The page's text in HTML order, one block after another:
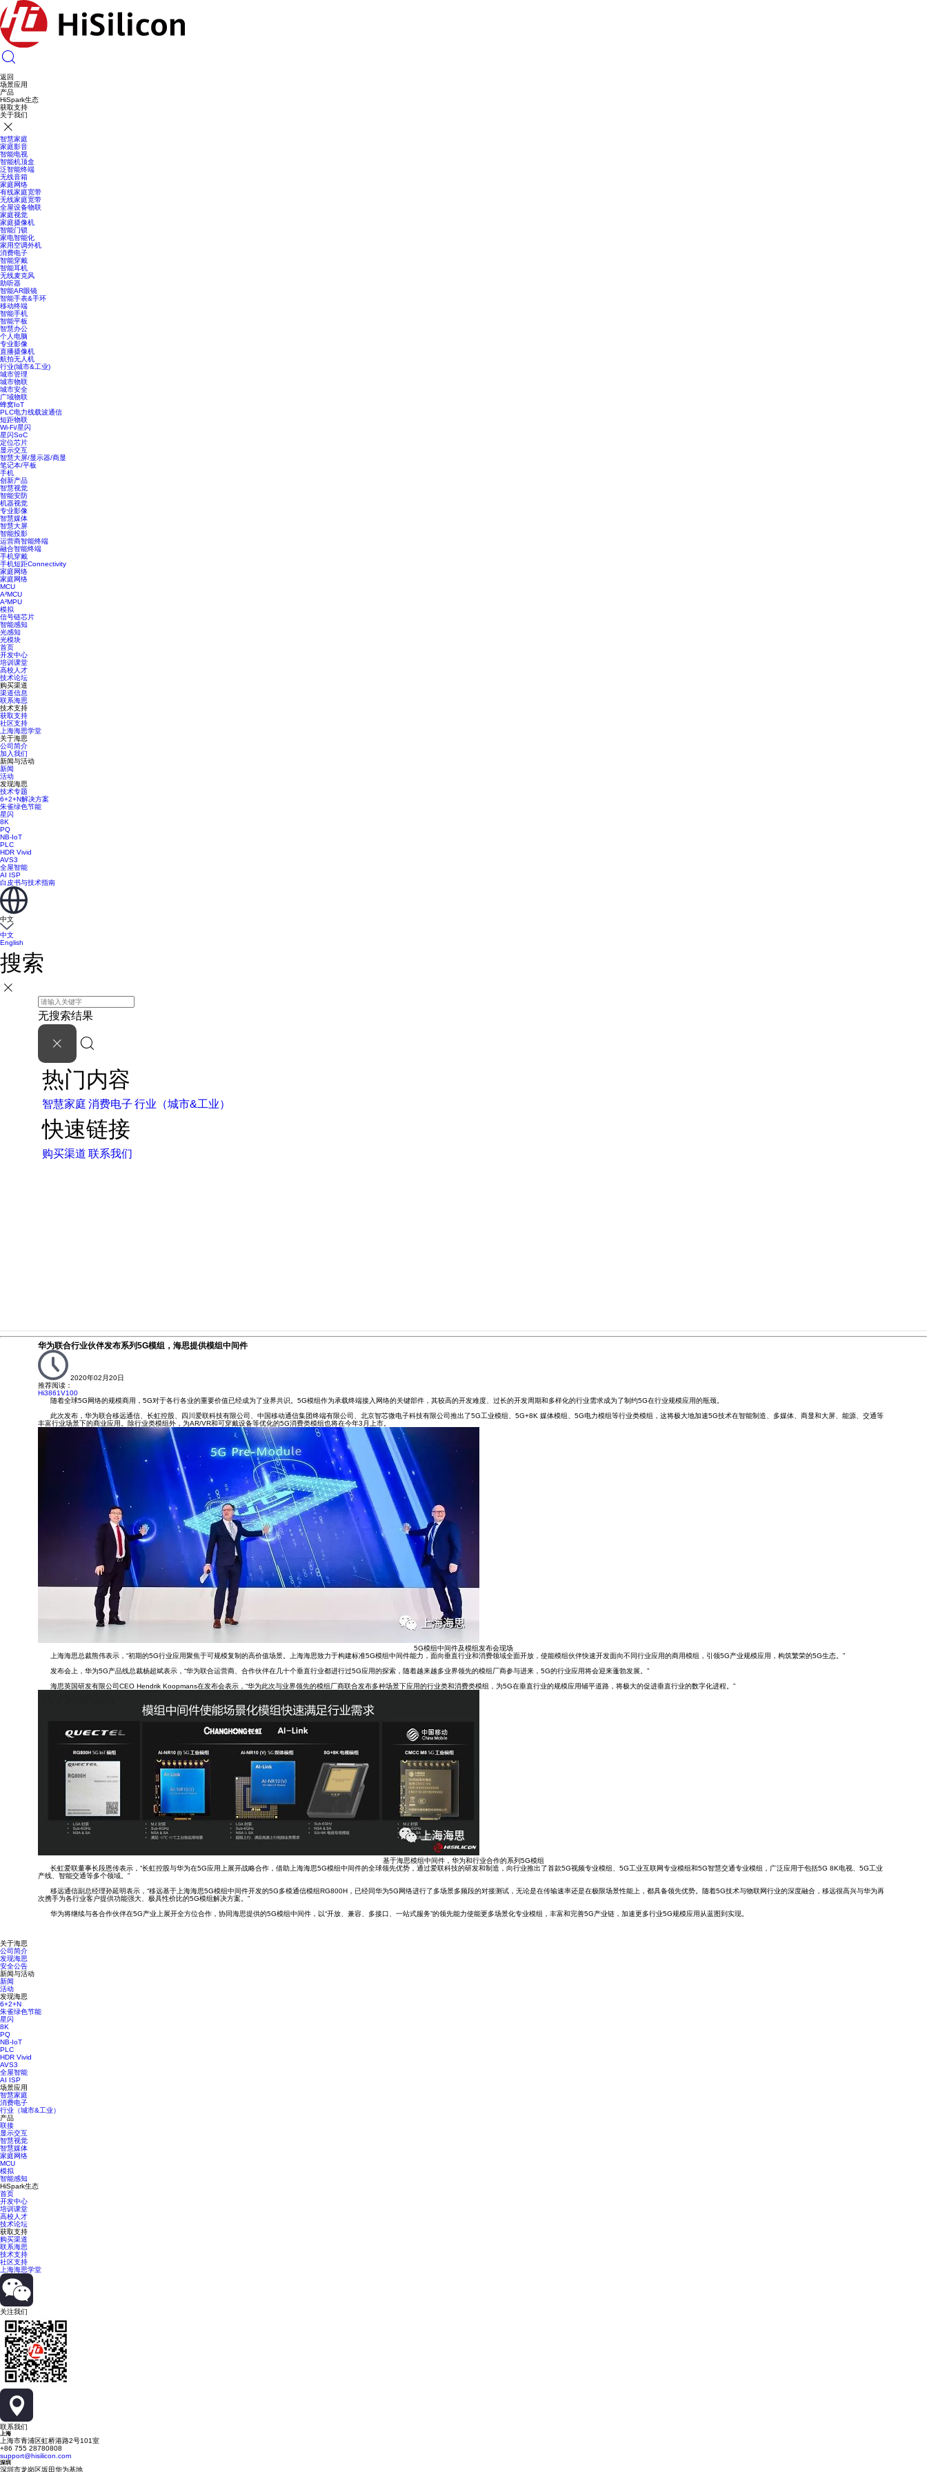
返回
场景应用
产品
HiSpark生态
获取支持
关于我们
智慧家庭
家庭影音
智能电视
智能机顶盒
泛智能终端
无线音箱
家庭网络
有线家庭宽带
无线家庭宽带
全屋设备物联
家庭视觉
家庭摄像机
智能门锁
家电智能化
家用空调外机
消费电子
智能穿戴
智能耳机
无线麦克风
助听器
智能AR眼镜
智能手表&手环
移动终端
智能手机
智能平板
智慧办公
个人电脑
专业影像
直播摄像机
航拍无人机
行业(城市&工业)
城市管理
城市物联
城市安全
广域物联
蜂窝IoT
PLC电力线载波通信
短距物联
Wi-Fi/星闪
星闪SoC
定位芯片
显示交互
智慧大屏/显示器/商显
笔记本/平板
手机
创新产品
智慧视觉
智能安防
机器视觉
专业影像
智慧媒体
智慧大屏
智能投影
运营商智能终端
融合智能终端
手机穿戴
手机短距Connectivity
家庭网络
家庭网络
MCU
A²MCU
A²MPU
模拟
信号链芯片
智能感知
光感知
光模块
首页
开发中心
培训课堂
高校人才
技术论坛
购买渠道
渠道信息
联系海思
技术支持
获取支持
社区支持
上海海思学堂
关于海思
公司简介
加入我们
新闻与活动
新闻
活动
发现海思
技术专题
6+2+N解决方案
朱雀绿色节能
星闪
8K
PQ
NB-IoT
PLC
HDR Vivid
AVS3
全屋智能
AI ISP
白皮书与技术指南
中文
中文
English
搜索
无搜索结果
热门内容
智慧家庭 消费电子 行业（城市&工业）
快速链接
购买渠道 联系我们
华为联合行业伙伴发布系列5G模组，海思提供模组中间件
2020年02月20日
推荐阅读：
Hi3861V100
随着全球5G网络的规模商用，5G对于各行各业的重要价值已经成为了业界共识。5G模组作为承载终端接入网络的关键部件，其较高的开发难度、过长的开发周期和多样化的行业需求成为了制约5G在行业规模应用的瓶颈。
此次发布，华为联合移远通信、长虹控股、四川爱联科技有限公司、中国移动通信集团终端有限公司、北京智芯微电子科技有限公司推出了5G工业模组、5G+8K 媒体模组、5G电力模组等行业类模组，这将极大地加速5G技术在智能制造、多媒体、商显和大屏、能源、交通等
丰富行业场景下的商业应用。除行业类模组外，为AR/VR和可穿戴设备等优化的5G消费类模组也将在今年3月上市。
5G模组中间件及模组发布会现场
上海海思总裁熊伟表示，“初期的5G行业应用聚焦于可规模复制的高价值场景。上海海思致力于构建标准5G模组中间件能力，面向垂直行业和消费领域全面开放，使能模组伙伴快速开发面向不同行业应用的商用模组，引领5G产业规模应用，构筑繁荣的5G生态。”
发布会上，华为5G产品线总裁杨超斌表示，“华为联合运营商、合作伙伴在几十个垂直行业都进行过5G应用的探索，随着越来越多业界领先的模组厂商参与进来，5G的行业应用将会迎来蓬勃发展。”
海思英国研发有限公司CEO Hendrik Koopmans在发布会表示，“华为此次与业界领先的模组厂商联合发布多种场景下应用的行业类和消费类模组，为5G在垂直行业的规模应用铺平道路，将极大的促进垂直行业的数字化进程。”
基于海思模组中间件，华为和行业合作的系列5G模组
长虹爱联董事长段恩传表示，“长虹控股与华为在5G应用上展开战略合作，借助上海海思5G模组中间件的全球领先优势，通过爱联科技的研发和制造，向行业推出了首款5G视频专业模组、5G工业互联网专业模组和5G智慧交通专业模组，广泛应用于包括5G 8K电视、5G工业
产线、智能交通等多个领域。”
移远通信副总经理孙延明表示，“移远基于上海海思5G模组中间件开发的5G多模通信模组RG800H，已经同华为5G网络进行了多场景多频段的对接测试，无论是在传输速率还是在极限场景性能上，都具备领先优势。随着5G技术与物联网行业的深度融合，移远很高兴与华为再
次携手为各行业客户提供功能强大、极具性价比的5G模组解决方案。”
华为将继续与各合作伙伴在5G产业上展开全方位合作，协同海思提供的5G模组中间件，以“开放、兼容、多接口、一站式服务”的领先能力使能更多场景化专业模组，丰富和完善5G产业链，加速更多行业5G规模应用从蓝图到实现。
关于海思
公司简介
发现海思
安全公告
新闻与活动
新闻
活动
发现海思
6+2+N
朱雀绿色节能
星闪
8K
PQ
NB-IoT
PLC
HDR Vivid
AVS3
全屋智能
AI ISP
场景应用
智慧家庭
消费电子
行业（城市&工业）
产品
联接
显示交互
智慧视觉
智慧媒体
家庭网络
MCU
模拟
智能感知
HiSpark生态
首页
开发中心
培训课堂
高校人才
技术论坛
获取支持
购买渠道
联系海思
技术支持
社区支持
上海海思学堂
关注我们
联系我们
上海
上海市青浦区虹桥港路2号101室
+86 755 28780808
support@hisilicon.com
深圳
深圳市龙岗区坂田华为基地